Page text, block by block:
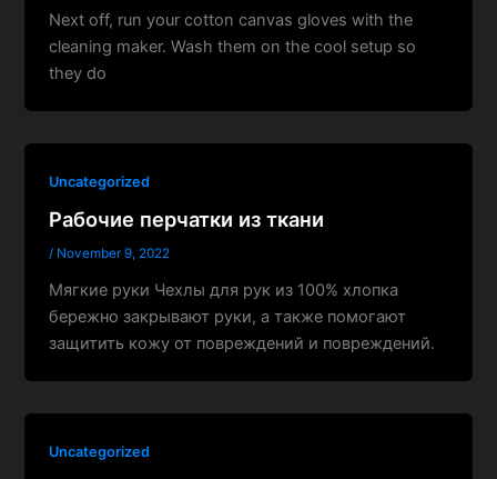
Next off, run your cotton canvas gloves with the
cleaning maker. Wash them on the cool setup so
they do
Uncategorized
Рабочие перчатки из ткани
/ November 9, 2022
Мягкие руки Чехлы для рук из 100% хлопка
бережно закрывают руки, а также помогают
защитить кожу от повреждений и повреждений.
Uncategorized